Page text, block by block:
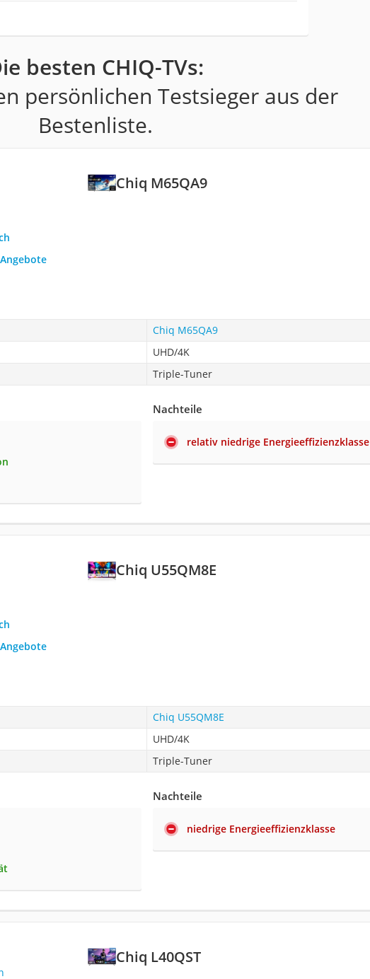
besten CHIQ-TVs:
persönlichen Testsieger aus der
Bestenliste.
Chiq M65QA9
Chiq M65QA9
UHD/4K
Triple-Tuner
Nachteile
relativ niedrige Energieeffizienzklasse
Chiq U55QM8E
Chiq U55QM8E
UHD/4K
Triple-Tuner
Nachteile
niedrige Energieeffizienzklasse
Chiq L40QST